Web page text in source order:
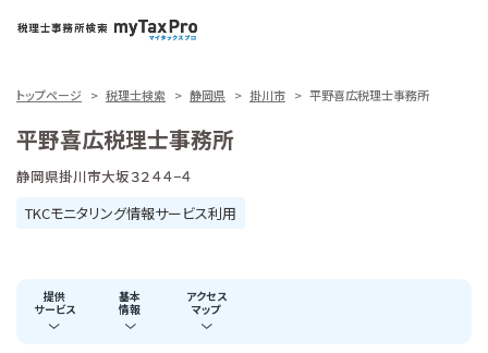
トップページ 税理士検索 静岡県 掛川市 平野喜広税理士事務所
平野喜広税理士事務所
静岡県掛川市大坂３２４４−４
TKCモニタリング情報サービス利用
提供
サービス
基本
情報
アクセス
マップ